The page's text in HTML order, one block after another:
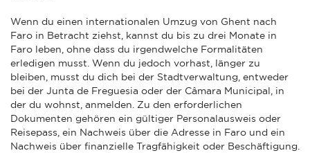
Wenn du einen internationalen Umzug von Ghent nach
Faro in Betracht ziehst, kannst du bis zu drei Monate in
Faro leben, ohne dass du irgendwelche Formalitäten
erledigen musst. Wenn du jedoch vorhast, länger zu
bleiben, musst du dich bei der Stadtverwaltung, entweder
bei der Junta de Freguesia oder der Câmara Municipal, in
der du wohnst, anmelden. Zu den erforderlichen
Dokumenten gehören ein gültiger Personalausweis oder
Reisepass, ein Nachweis über die Adresse in Faro und ein
Nachweis über finanzielle Tragfähigkeit oder Beschäftigung.